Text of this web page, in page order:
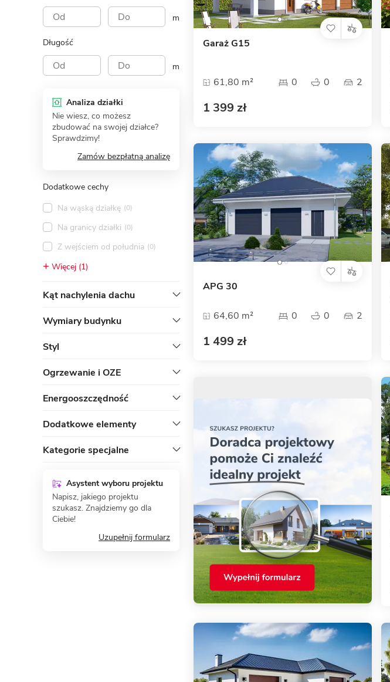
m
Długość
m
Analiza działki
Nie wiesz, co możesz
zbudować na swojej działce?
Sprawdzimy!
Zamów bezpłatną analizę
Dodatkowe cechy
Na wąską działkę (0)
Na granicy działki (0)
Z wejściem od południa (0)
Więcej (1)
Kąt nachylenia dachu
Wymiary budynku
Styl
Ogrzewanie i OZE
Energooszczędność
Dodatkowe elementy
Kategorie specjalne
Asystent wyboru projektu
Napisz, jakiego projektu
szukasz. Znajdziemy go dla
Ciebie!
Uzupełnij formularz
Garaż G15
61,80 m² 0 0 2
1 399 zł
APG 30
64,60 m² 0 0 2
1 499 zł